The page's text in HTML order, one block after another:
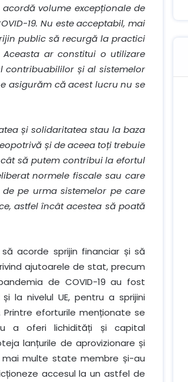
volume excepționale de
19. Nu este acceptabil, mai
public să recurgă la practici
ar constitui o utilizare
contribuabililor și al sistemelor
asigurăm că acest lucru nu se
și solidaritatea stau la baza
și de aceea toți trebuie
să putem contribui la efortul
normele fiscale sau care
pe urma sistemelor pe care
astfel încât acestea să poată
acorde sprijin financiar și să
ajutoarele de stat, precum
de COVID-19 au fost
la nivelul UE, pentru a sprijini
eforturile menționate se
a oferi lichidități și capital
lanțurile de aprovizionare și
multe state membre și-au
accesul la un astfel de